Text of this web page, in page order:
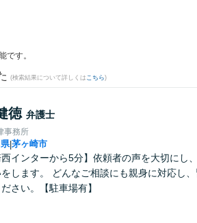
です。
(検索結果について詳しくは こちら)
徳 弁護士
事務所
|茅ヶ崎市
西インターから5分】依頼者の声を大切に
します。 どんなご相談にも親身に対応し
さい。【駐車場有】